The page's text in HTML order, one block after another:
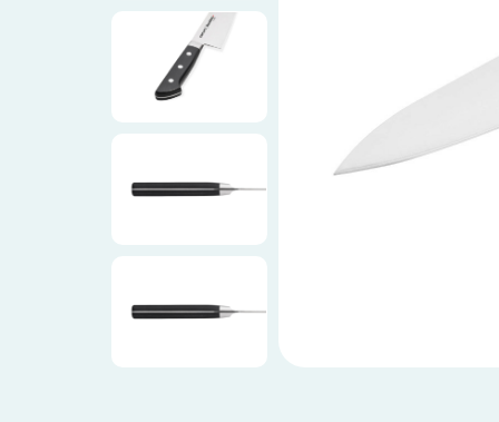
Наборы
Аксессуары